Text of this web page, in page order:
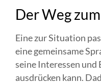
Der Weg
Eine zur Situation
eine gemeinsame
seine Interessen
ausdrücken kann.